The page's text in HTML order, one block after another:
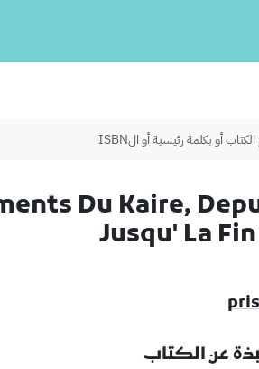
Du Kaire,
Jusqu' La
عن الكتاب